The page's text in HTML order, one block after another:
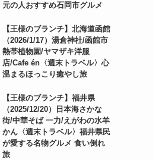
元の人おすすめ石岡市グルメ
【王様のブランチ】北海道函館
（2026/1/17）湯倉神社/函館市
熱帯植物園/ヤマザキ洋服
店/Cafe én〈週末トラベル〉心
温まるほっこり癒やし旅
【王様のブランチ】福井県
（2025/12/20）日本海さかな
街/中華そば 一力/えがわの水羊
かん〈週末トラベル〉福井県民
が愛する名物グルメ 食い倒れ
旅